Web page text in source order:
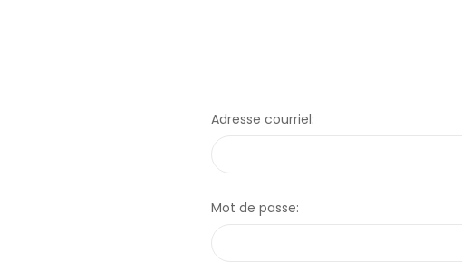
Adresse courriel:
Mot de passe: